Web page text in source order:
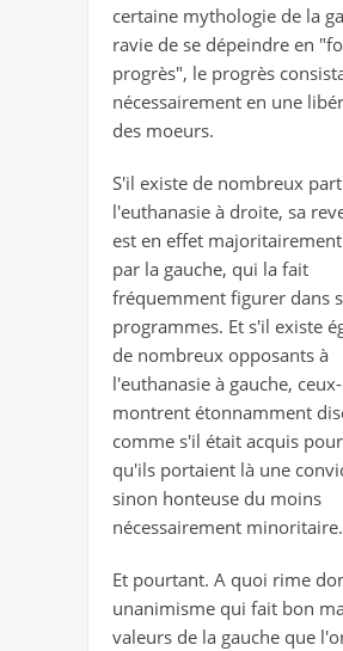
certaine mythologie de la
ravie de se dépeindre en
progrès", le progrès
nécessairement en une
des moeurs.
S'il existe de nombreux
l'euthanasie à droite, sa
est en effet
par la gauche, qui la fait
fréquemment figurer dans
programmes. Et s'il existe
de nombreux opposants à
l'euthanasie à gauche,
montrent étonnamment
comme s'il était acquis
qu'ils portaient là une
sinon honteuse du moins
nécessairement minoritaire.
Et pourtant. A quoi rime
unanimisme qui fait bon
valeurs de la gauche que